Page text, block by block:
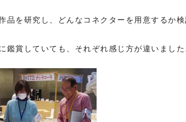
品を研究し、どんなコネクターを用意するか
鑑賞していても、それぞれ感じ方が違いました